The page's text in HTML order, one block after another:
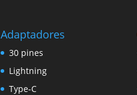
Adaptadores
30 pines
Lightning
Type-C